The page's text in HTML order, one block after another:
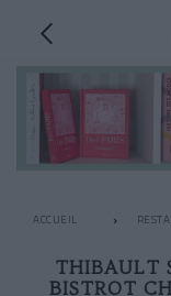
ACCUEIL
THIBAULT
BISTROT